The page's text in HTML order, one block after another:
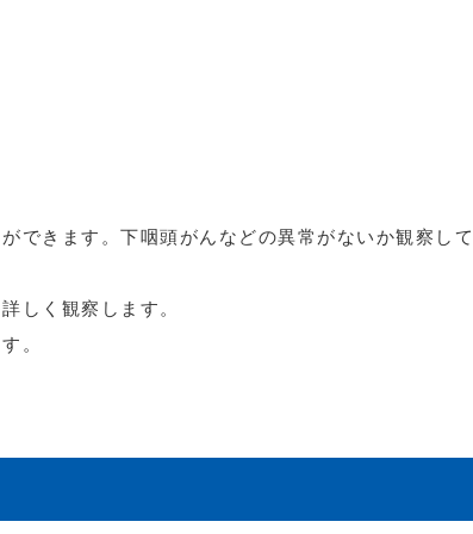
できます。下咽頭がんなどの異常がないか観察し
しく観察します。
。